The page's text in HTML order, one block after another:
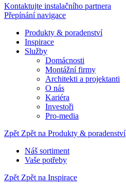
Kontaktujte instalačního partnera
Přepínání navigace
Produkty & poradenství
Inspirace
Služby
Domácnosti
Montážní firmy
Architekti a projektanti
O nás
Kariéra
Investoři
Pro-media
Zpět Zpět na Produkty & poradenství
Náš sortiment
Vaše potřeby
Zpět Zpět na Inspirace